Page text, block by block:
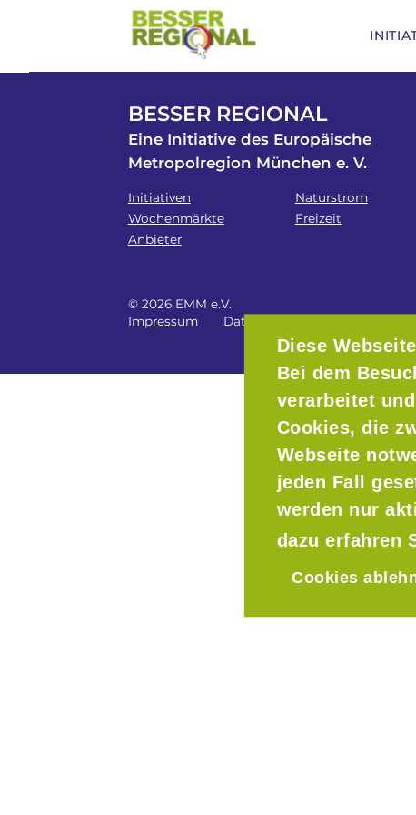
Diese
Bei dem
verarbeitet
Cookies, die
Webseite
jeden Fall
werden nur
dazu erfahren
Cookies
BESSER REGIONAL
Eine Initiative des Europäische
Metropolregion München e. V.
Initiativen
Wochenmärkte
Anbieter
Naturstrom
Freizeit
© 2026 EMM e.V.
Impressum
Datenschutz